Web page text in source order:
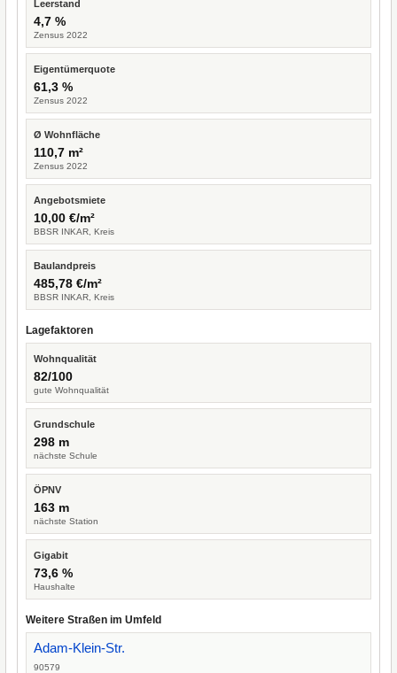
Leerstand
4,7 %
Zensus 2022
Eigentümerquote
61,3 %
Zensus 2022
Ø Wohnfläche
110,7 m²
Zensus 2022
Angebotsmiete
10,00 €/m²
BBSR INKAR, Kreis
Baulandpreis
485,78 €/m²
BBSR INKAR, Kreis
Lagefaktoren
Wohnqualität
82/100
gute Wohnqualität
Grundschule
298 m
nächste Schule
ÖPNV
163 m
nächste Station
Gigabit
73,6 %
Haushalte
Weitere Straßen im Umfeld
Adam-Klein-Str.
90579